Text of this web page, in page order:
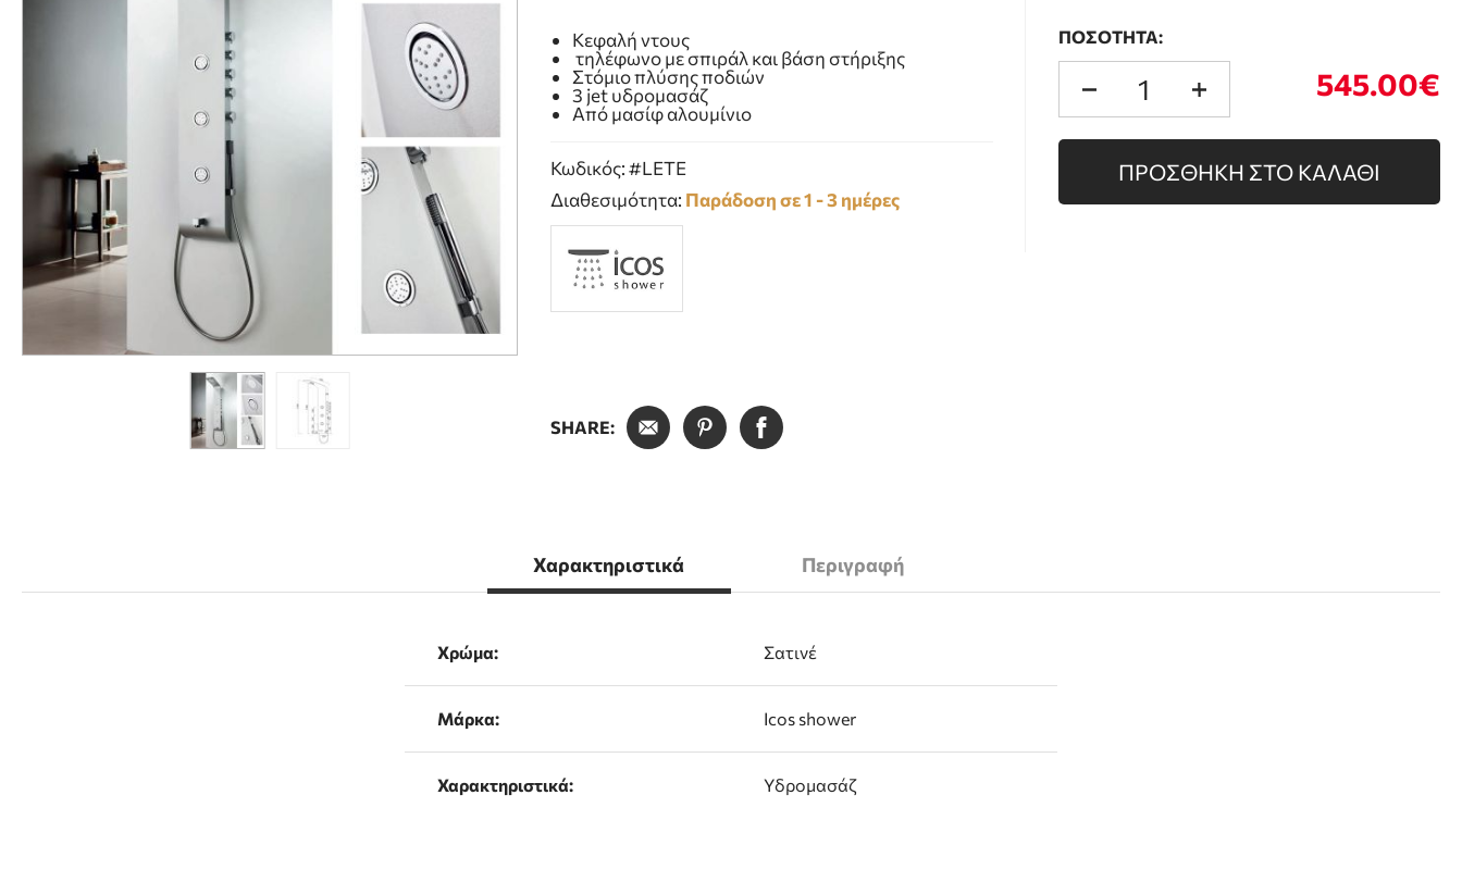
Κεφαλή ντους
τηλέφωνο με σπιράλ και βάση στήριξης
Στόμιο πλύσης ποδιών
3 jet υδρομασάζ
Από μασίφ αλουμίνιο
Κωδικός: #LETE
Διαθεσιμότητα: Παράδοση σε 1 - 3 ημέρες
ΠΟΣΟΤΗΤΑ:
545.00€
ΠΡΟΣΘΗΚΗ ΣΤΟ ΚΑΛΑΘΙ
SHARE:
Χαρακτηριστικά
Χρώμα: Σατινέ
Μάρκα: Icos shower
Χαρακτηριστικά: Υδρομασάζ
Περιγραφή